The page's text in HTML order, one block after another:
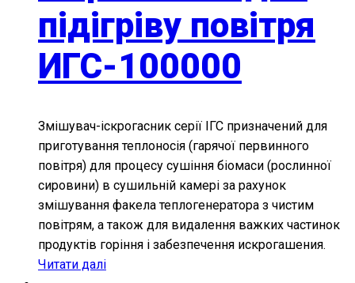
підігріву повітря
ИГС-100000
Змішувач-іскрогасник серії ІГС призначений для
приготування теплоносія (гарячої первинного
повітря) для процесу сушіння біомаси (рослинної
сировини) в сушильній камері за рахунок
змішування факела теплогенератора з чистим
повітрям, а також для видалення важких частинок
продуктів горіння і забезпечення искрогашения.
Читати далі